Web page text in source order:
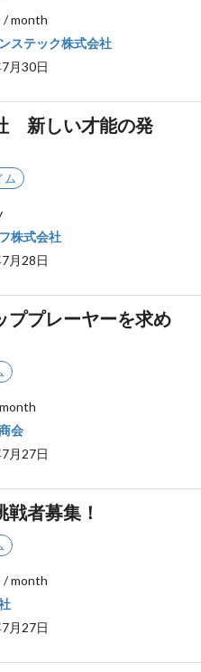
month
ステック株式会社
月30日
新しい才能の発
ム
株式会社
月28日
ププレーヤーを求め
会
月27日
者募集！
month
月27日